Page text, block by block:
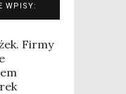
WPISY:
Firmy